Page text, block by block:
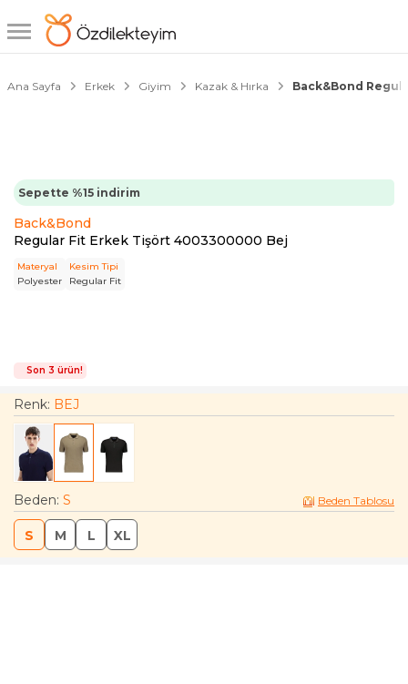
Ana Sayfa Erkek Giyim Kazak & Hırka Back&Bond
Sepette %15 indirim
Back&Bond
Regular Fit Erkek Tişört 4003300000 Bej
Materyal
Polyester
Kesim Tipi
Regular Fit
1/2
Son 3 ürün!
Renk: BEJ
Beden: S Beden Tablosu
S M L XL